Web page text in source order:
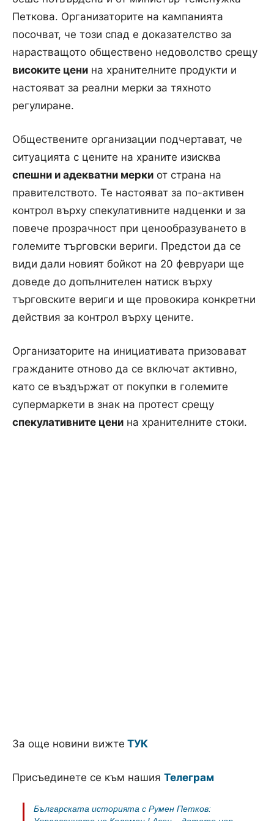
Петкова. Организаторите на кампанията
посочват, че този спад е доказателство за
нарастващото обществено недоволство срещу
високите цени на хранителните продукти и
настояват за реални мерки за тяхното
регулиране.
Обществените организации подчертават, че
ситуацията с цените на храните изисква
спешни и адекватни мерки от страна на
правителството. Те настояват за по-активен
контрол върху спекулативните надценки и за
повече прозрачност при ценообразуването в
големите търговски вериги. Предстои да се
види дали новият бойкот на 20 февруари ще
доведе до допълнителен натиск върху
търговските вериги и ще провокира конкретни
действия за контрол върху цените.
Организаторите на инициативата призовават
гражданите отново да се включат активно,
като се въздържат от покупки в големите
супермаркети в знак на протест срещу
спекулативните цени на хранителните стоки.
За още новини вижте ТУК
Присъединете се към нашия Телеграм
Българската историята с Румен Петков: